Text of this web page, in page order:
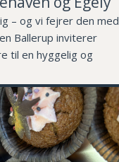
– og vi fejrer den med
Ballerup inviterer
til en hyggelig og